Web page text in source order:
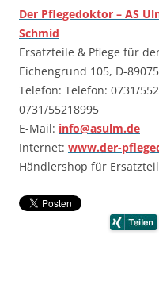
Der Pflegedoktor – AS
Schmid
Ersatzteile & Pflege für
Eichengrund 105, D-
Telefon: Telefon: 0731/
0731/55218995
E-Mail: info@asulm.de
Internet: www.der-
Händlershop für